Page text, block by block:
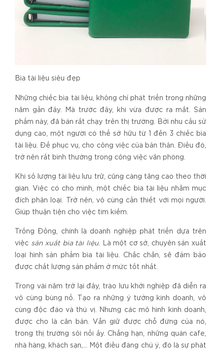
Bìa tài liệu siêu đẹp
Những chiếc bìa tài liệu, không chỉ phát triển trong những
năm gần đây. Mà trước đây, khi vừa được ra mắt. Sản
phẩm này, đã bán rất chạy trên thị trường. Bởi nhu cầu sử
dụng cao, một người có thể sở hữu từ 1 đến 3 chiếc bìa
tài liệu. Để phục vụ, cho công việc của bản thân. Điều đó,
trở nên rất bình thường trong công việc văn phòng.
Khi số lượng tài liệu lưu trữ, cũng càng tăng cao theo thời
gian. Việc có cho mình, một chiếc bìa tài liệu nhằm mục
đích phân loại. Trở nên, vô cùng cần thiết với mọi người.
Giúp thuận tiện cho việc tìm kiếm.
Trống Đồng, chính là doanh nghiệp phát triển dựa trên
việc sản xuất bìa tài liệu. Là một cơ sở, chuyên sản xuất
loại hình sản phẩm bìa tài liệu. Chắc chắn, sẽ đảm bảo
được chất lượng sản phẩm ở mức tốt nhất.
Trong vài năm trở lại đây, trào lưu khởi nghiệp đã diễn ra
vô cùng bùng nổ. Tạo ra những ý tưởng kinh doanh, vô
cùng độc đáo và thú vị. Nhưng các mô hình kinh doanh,
được cho là căn bản. Vẫn giữ được chỗ đứng của nó,
trong thị trường sôi nổi ấy. Chẳng hạn, những quán cafe,
nhà hàng, khách sạn,… Một điều đáng chú ý, đó là sự phát